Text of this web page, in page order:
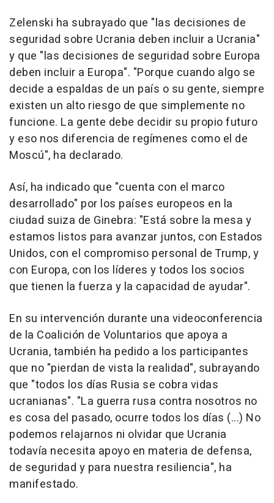
Zelenski ha subrayado que "las decisiones de
seguridad sobre Ucrania deben incluir a Ucrania"
y que "las decisiones de seguridad sobre Europa
deben incluir a Europa". "Porque cuando algo se
decide a espaldas de un país o su gente, siempre
existen un alto riesgo de que simplemente no
funcione. La gente debe decidir su propio futuro
y eso nos diferencia de regímenes como el de
Moscú", ha declarado.
Así, ha indicado que "cuenta con el marco
desarrollado" por los países europeos en la
ciudad suiza de Ginebra: "Está sobre la mesa y
estamos listos para avanzar juntos, con Estados
Unidos, con el compromiso personal de Trump, y
con Europa, con los líderes y todos los socios
que tienen la fuerza y la capacidad de ayudar".
En su intervención durante una videoconferencia
de la Coalición de Voluntarios que apoya a
Ucrania, también ha pedido a los participantes
que no "pierdan de vista la realidad", subrayando
que "todos los días Rusia se cobra vidas
ucranianas". "La guerra rusa contra nosotros no
es cosa del pasado, ocurre todos los días (...) No
podemos relajarnos ni olvidar que Ucrania
todavía necesita apoyo en materia de defensa,
de seguridad y para nuestra resiliencia", ha
manifestado.